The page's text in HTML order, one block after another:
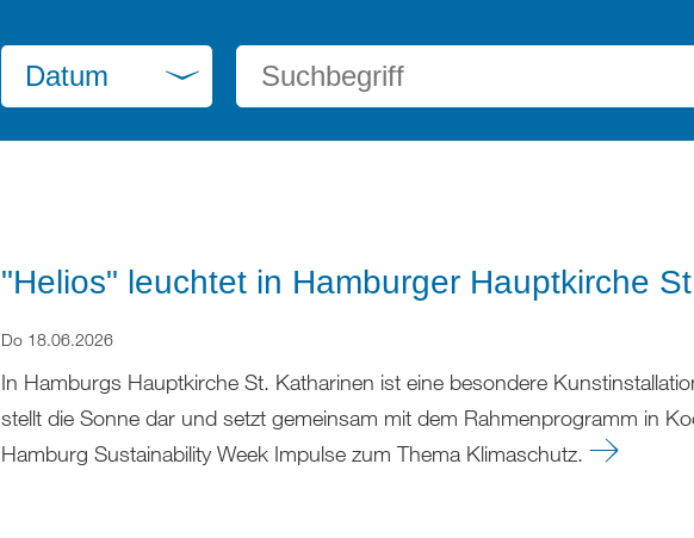
Datum
"Helios" leuchtet in Hamburger Hauptkirche
Do 18.06.2026
In Hamburgs Hauptkirche St. Katharinen ist eine besondere
stellt die Sonne dar und setzt gemeinsam mit dem Rahmenprogramm in
Hamburg Sustainability Week Impulse zum Thema Klimaschutz.